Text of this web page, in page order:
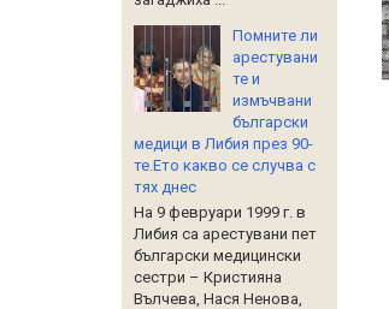
Помните ли
арестувани
те и
измъчвани
български
медици в Либия през 90-
те.Ето какво се случва с
тях днес
На 9 февруари 1999 г. в
Либия са арестувани пет
български медицински
сестри – Кристияна
Вълчева, Нася Ненова,